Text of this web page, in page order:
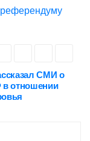
СМИ о
отношении